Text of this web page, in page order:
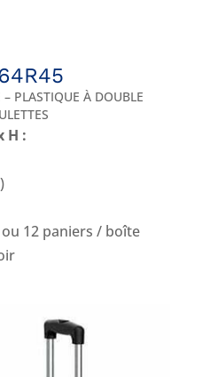
PLASTIQUE À DOUBLE
H :
ou 12 paniers / boîte